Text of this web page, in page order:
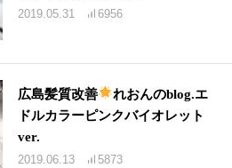
2019.05.31 6956
広島髪質改善
れおんのblog.エ
ドルカラーピンクバイオレット
ver.
2019.06.13 5873